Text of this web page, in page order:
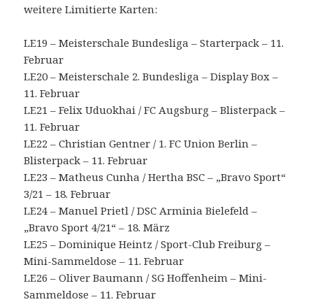
weitere Limitierte Karten:
LE19 – Meisterschale Bundesliga – Starterpack – 11.
Februar
LE20 – Meisterschale 2. Bundesliga – Display Box –
11. Februar
LE21 – Felix Uduokhai / FC Augsburg – Blisterpack –
11. Februar
LE22 – Christian Gentner / 1. FC Union Berlin –
Blisterpack – 11. Februar
LE23 – Matheus Cunha / Hertha BSC – „Bravo Sport“
3/21 – 18. Februar
LE24 – Manuel Prietl / DSC Arminia Bielefeld –
„Bravo Sport 4/21“ – 18. März
LE25 – Dominique Heintz / Sport-Club Freiburg –
Mini-Sammeldose – 11. Februar
LE26 – Oliver Baumann / SG Hoffenheim – Mini-
Sammeldose – 11. Februar